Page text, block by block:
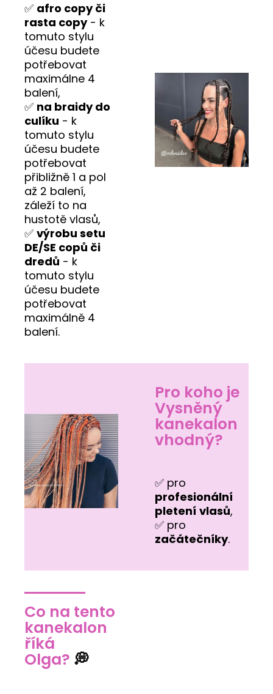
✅ afro copy či
rasta copy- k
tomuto stylu
účesu budete
potřebovat
maximálne 4
balení,
✅ na braidy do
culíku - k
tomuto stylu
účesu budete
potřebovat
přibližně 1 a pol
až 2 balení,
záleží to na
hustotě vlasů,
✅ výrobu setu
DE/SE copů či
dredů - k
tomuto stylu
účesu budete
potřebovat
maximálně 4
balení.
Pro koho je
Vysněný
kanekalon
vhodný?
✅ pro
profesionální
pletení vlasů,
✅ pro
začátečníky.
Co na tento
kanekalon
říká
Olga? 💭